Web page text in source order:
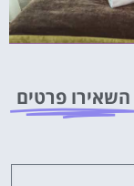
השאירו פרטים